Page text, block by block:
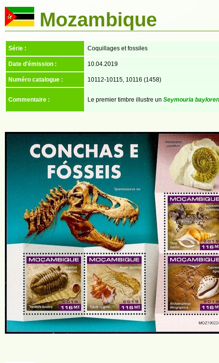
Mozambique
Série : Coquillages et fossiles
Date d'émission : 10.04.2019
Numéro catalogue : 10112-10115, 10116 (1458)
Commentaire : Le premier timbre illustre un Seymouria